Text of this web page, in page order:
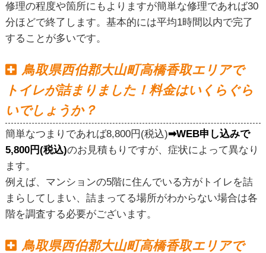
修理の程度や箇所にもよりますが簡単な修理であれば30
分ほどで終了します。基本的には平均1時間以内で完了
することが多いです。
鳥取県西伯郡大山町高橋香取エリアで
トイレが詰まりました！料金はいくらぐら
いでしょうか？
簡単なつまりであれば8,800円(税込)➡WEB申し込みで
5,800円(税込)のお見積もりですが、症状によって異なり
ます。
例えば、マンションの5階に住んでいる方がトイレを詰
まらしてしまい、詰まってる場所がわからない場合は各
階を調査する必要がございます。
鳥取県西伯郡大山町高橋香取エリアで